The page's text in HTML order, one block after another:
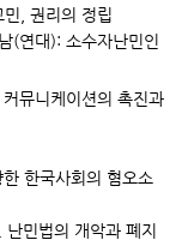
, 권리의 정립
(연대): 소수자난민인
뮤니케이션의 촉진과
한국사회의 혐오소
민법의 개악과 폐지